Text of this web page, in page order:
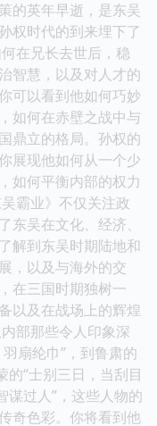
的英年早逝，是东吴
权时代的到来埋下了
在兄长去世后，稳
智慧，以及对人才的
可以看到他如何巧妙
如何在赤壁之战中与
鼎立的格局。孙权的
展现他如何从一个少
如何平衡内部的权力
霸业》不仅关注政
东吴在文化、经济、
解到东吴时期陆地和
，以及与海外的交
在三国时期独树一
以及在战场上的辉煌
部那些令人印象深
扇纶巾”，到鲁肃的
的“士别三日，当刮目
谋过人”，这些人物的
奇色彩。你将看到他